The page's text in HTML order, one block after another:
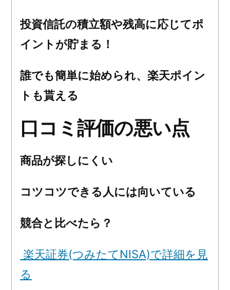
投資信託の積立額や残高に応じてポ
イントが貯まる！
誰でも簡単に始められ、楽天ポイン
トも貰える
口コミ評価の悪い点
商品が探しにくい
コツコツできる人には向いている
競合と比べたら？
楽天証券(つみたてNISA)で詳細を見
る